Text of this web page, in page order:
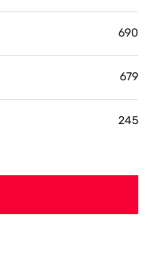
690
679
245